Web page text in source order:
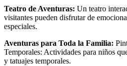
Teatro de Aventuras: Un teatro
visitantes pueden disfrutar de
especiales.
Aventuras para Toda la Familia:
Temporales: Actividades para niños
y tatuajes temporales.